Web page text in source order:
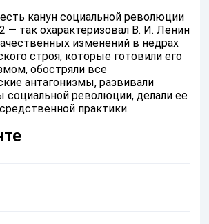
канун социальной революции
— так охарактеризовал В. И. Ленин
изменений в недрах
строя, которые готовили его
обостряли все
антагонизмы, развивали
революции, делали ее
практики.